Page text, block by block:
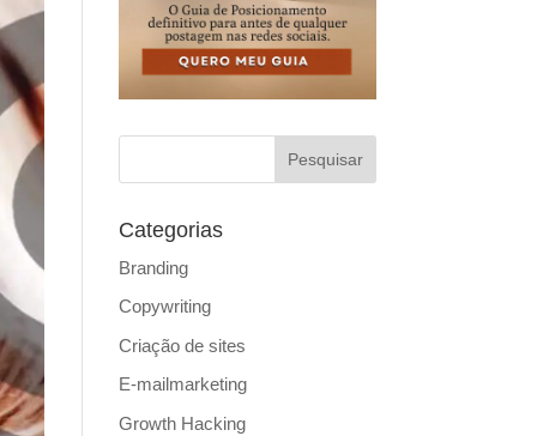
Categorias
Branding
Copywriting
Criação de sites
E-mailmarketing
Growth Hacking